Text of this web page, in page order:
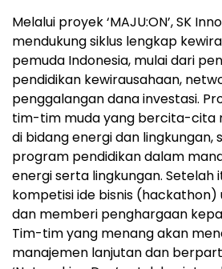
Melalui proyek ‘MAJU:ON’, SK
mendukung siklus lengkap
pemuda Indonesia, mulai dari
pendidikan kewirausahaan,
penggalangan dana investasi.
tim-tim muda yang bercita-cita
di bidang energi dan lingkungan,
program pendidikan dalam
energi serta lingkungan. Setelah
kompetisi ide bisnis (hackathon)
dan memberi penghargaan
Tim-tim yang menang akan
manajemen lanjutan dan